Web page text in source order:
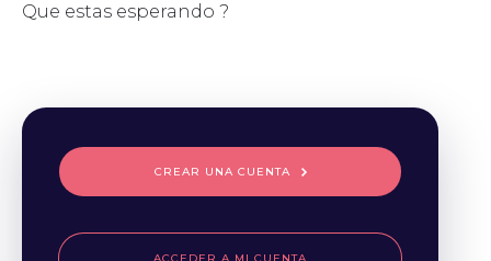
Que estas esperando ?
CREAR UNA CUENTA